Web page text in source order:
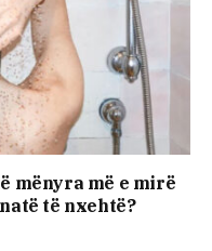
mënyra më e mirë
të nxehtë?